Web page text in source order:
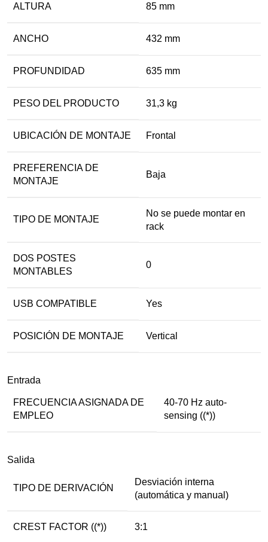
ALTURA 85 mm
ANCHO 432 mm
PROFUNDIDAD 635 mm
PESO DEL PRODUCTO 31,3 kg
UBICACIÓN DE MONTAJE Frontal
PREFERENCIA DE
MONTAJE
Baja
TIPO DE MONTAJE
No se puede montar en
rack
DOS POSTES
MONTABLES
0
USB COMPATIBLE Yes
POSICIÓN DE MONTAJE Vertical
Entrada
FRECUENCIA ASIGNADA DE
EMPLEO
40-70 Hz auto-
sensing ((*))
Salida
TIPO DE DERIVACIÓN
Desviación interna
(automática y manual)
CREST FACTOR ((*)) 3:1